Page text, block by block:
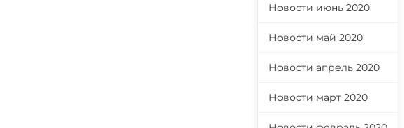
Новости июнь 2020
Новости май 2020
Новости апрель 2020
Новости март 2020